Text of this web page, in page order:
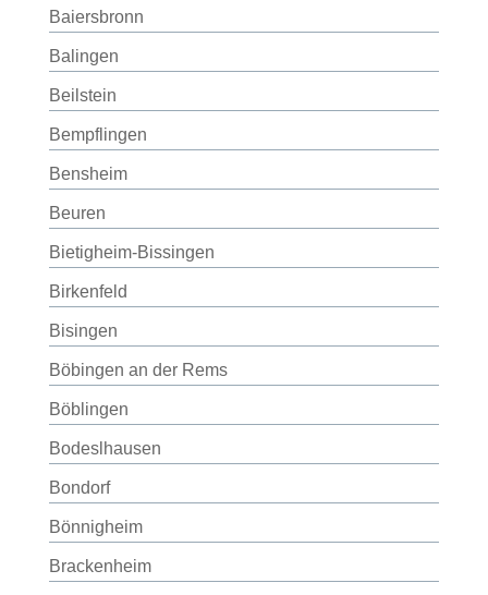
Baiersbronn
Balingen
Beilstein
Bempflingen
Bensheim
Beuren
Bietigheim-Bissingen
Birkenfeld
Bisingen
Böbingen an der Rems
Böblingen
Bodeslhausen
Bondorf
Bönnigheim
Brackenheim